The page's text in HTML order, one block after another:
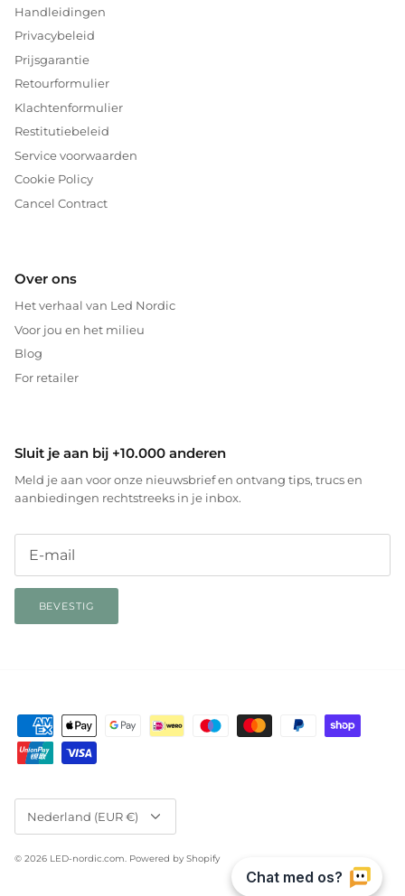
Handleidingen
Privacybeleid
Prijsgarantie
Retourformulier
Klachtenformulier
Restitutiebeleid
Service voorwaarden
Cookie Policy
Cancel Contract
Over ons
Het verhaal van Led Nordic
Voor jou en het milieu
Blog
For retailer
Sluit je aan bij +10.000 anderen
Meld je aan voor onze nieuwsbrief en ontvang tips, trucs en
aanbiedingen rechtstreeks in je inbox.
BEVESTIG
Valuta
Nederland (EUR €)
© 2026 LED-nordic.com. Powered by Shopify